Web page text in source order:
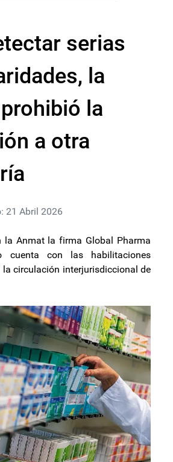
serias
la
la
a otra
21 Abril 2026
la Anmat la firma Global Pharma
cuenta con las habilitaciones
la circulación interjurisdiccional de